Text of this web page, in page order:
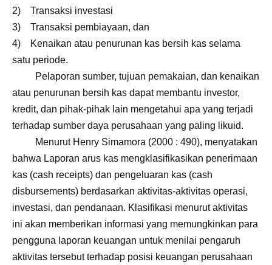
2) Transaksi investasi
3) Transaksi pembiayaan, dan
4) Kenaikan atau penurunan kas bersih kas selama
satu periode.
Pelaporan sumber, tujuan pemakaian, dan kenaikan
atau penurunan bersih kas dapat membantu investor,
kredit, dan pihak-pihak lain mengetahui apa yang terjadi
terhadap sumber daya perusahaan yang paling likuid.
Menurut Henry Simamora (2000 : 490), menyatakan
bahwa Laporan arus kas mengklasifikasikan penerimaan
kas (cash receipts) dan pengeluaran kas (cash
disbursements) berdasarkan aktivitas-aktivitas operasi,
investasi, dan pendanaan. Klasifikasi menurut aktivitas
ini akan memberikan informasi yang memungkinkan para
pengguna laporan keuangan untuk menilai pengaruh
aktivitas tersebut terhadap posisi keuangan perusahaan